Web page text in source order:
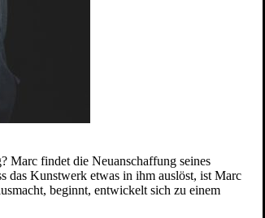
Marc findet die Neuanschaffung seines
das Kunstwerk etwas in ihm auslöst, ist Marc
beginnt, entwickelt sich zu einem